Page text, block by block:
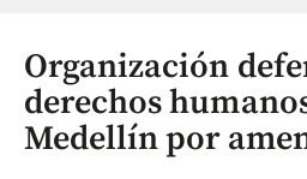
Organización
derechos
Medellín por